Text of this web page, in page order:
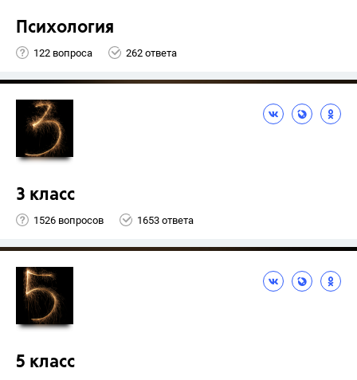
Психология
122 вопроса 262 ответа
3 класс
1526 вопросов 1653 ответа
5 класс